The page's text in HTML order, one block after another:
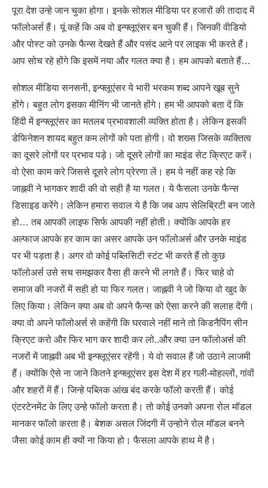
पूरा देश उन्हे जान चुका होगा। इनके सोशल मीडिया पर हजारों की तादाद में
फॉलोअर्स हैं। यूं कहें कि अब वो इन्फ्लूएंसर बन चुकी हैं। जिनकी वीडियो
और पोस्ट को उनके फैन्स देखते हैं और पसंद आने पर लाइक भी करते हैं।
आप सोच रहे होंगे कि इसमें नया और गलत क्या है। हम आपको बताते हैं…
सोशल मीडिया सनसनी, इन्फ्लूएंसर ये भारी भरकम शब्द आपने खूब सुने
होंगे। बहुत लोग इसका मीनिंग भी जानते होंगे। हम भी आपको बता दें कि
हिंदी में इन्फ्लूएंसर का मतलब प्रभावशाली व्यक्ति होता है। लेकिन इसकी
डेफिनेशन शायद बहुत कम लोगों को पता होगी। वो शख्स जिसके व्यक्तित्व
का दूसरे लोगों पर प्रभाव पड़े। जो दूसरे लोगों का माइंड सेट क्रिएट करें।
वो ऐसा काम करे जिससे दूसरे लोग प्रेरणा लें। हम ये नहीं कह रहे कि
जाह्नवी ने भागकर शादी की वो सही है या गलत। ये फैसला उनके फैन्स
डिसाइड करेंगे। लेकिन हमारा सवाल ये है कि जब आप सेलिब्रिटी बन जाते
हो… तब आपकी लाइफ सिर्फ आपकी नहीं होती। क्योंकि आपके हर
अल्फाज आपके हर काम का असर आपके उन फॉलोअर्स और उनके माइंड
पर भी पड़ता है। अगर वो कोई पब्लिसिटी स्टंट भी करते हैं तो कुछ
फॉलोअर्स उसे सच समझकर वैसा ही करने भी लगते हैं। फिर चाहे वो
समाज की नजरों में सही हो या फिर गलत। जाह्नवी ने जो किया वो खुद के
लिए किया। लेकिन क्या अब वो अपने फैन्स को ऐसा करने की सलाह देंगी।
क्या वो अपने फॉलोअर्स से कहेंगी कि घरवाले नहीं माने तो किडनैपिंग सीन
क्रिएट करो और फिर भाग कर शादी कर लो..और क्या उन फॉलोअर्स की
नजरों में जाह्नवी अब भी इन्फ्लूएंसर रहेंगी। ये वो सवाल हैं जो उठाने लाजमी
हैं। क्योंकि ऐसे ना जाने कितने इन्फ्लूएंसर इस देश में हर गली-मोहल्लों, गांवों
और शहरों में हैं। जिन्हे पब्लिक आंख बंद करके फॉलो करती हैं। कोई
एंटरटेनमेंट के लिए उन्हे फॉलो करता है। तो कोई उनको अपना रोल मॉडल
मानकर फॉलो करता है। बेशक असल जिंदगी में उन्होने रोल मॉडल बनने
जैसा कोई काम ही क्यों ना किया हो। फैसला आपके हाथ में है।